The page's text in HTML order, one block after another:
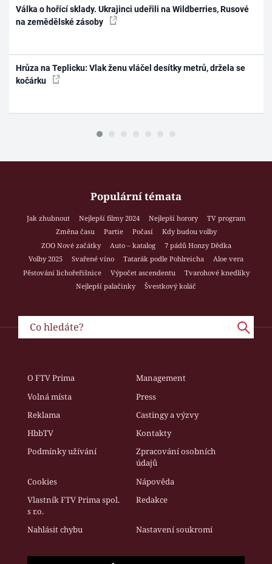
Válka o hořící sklady. Ukrajinci udeřili na Wildberries, Rusové
na zemědělské zásoby
Hrůza na Teplicku: Vlak ženu vláčel desítky metrů, držela se
kočárku
Populární témata
Jak zhubnout Nejlepší filmy 2024 Nejlepší horory
TV program
Změna času
Partie Počasí
Kdy budou volby
ZOO Nové začátky
Auto – katalog
7 pádů Honzy Dědka
Volby 2025
Svařené víno Tatarák podle Pohlreicha
Aloe vera
Pěstování lichořeřišnice
Výpočet ascendentu
Tvarohové knedlíky
Nejlepší palačinky
Švestkový koláč
O FTV Prima
Management
Volná místa
Press
Reklama
Castingy a výzvy
HbbTV
Kontakty
Podmínky užívání
Zpracování osobních
údajů
Cookies
Nápověda
Vlastník FTV Prima spol.
s r.o.
Redakce
Nahlásit chybu Nastavení soukromí